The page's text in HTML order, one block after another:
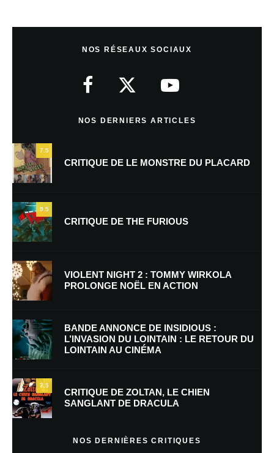
1 juin 2017 à 7 h 09 min
merci pour les photos, excellent travail!
Laisser un commentaire
Votre adresse e-mail ne sera pas publiée.
indiqués avec
Nom*
E-mail* Site web
Enregistrer mon nom, mon e-mail et mon site dans le navigateur pour
NOS RÉSEAUX SOCIAUX
NOS DERNIERS ARTICLES
7.5
CRITIQUE DE LE MONSTRE DU PLACARD
9.5
CRITIQUE DE THE FURIOUS
VIOLENT NIGHT 2 : TOMMY WIRKOLA
PROLONGE NOËL EN ACTION
BANDE ANNONCE DE INSIDIOUS :
L’INVASION DU LOINTAIN : LE RETOUR DU
LOINTAIN AU CINÉMA
7.5
CRITIQUE DE ZOLTAN, LE CHIEN
SANGLANT DE DRACULA
NOS DERNIÈRES CRITIQUES